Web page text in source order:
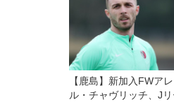
【鹿島】新加入FWア
ル・チャヴリッチ、J